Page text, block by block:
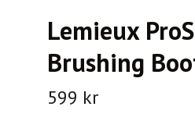
Lemieux
Brushing
599 kr